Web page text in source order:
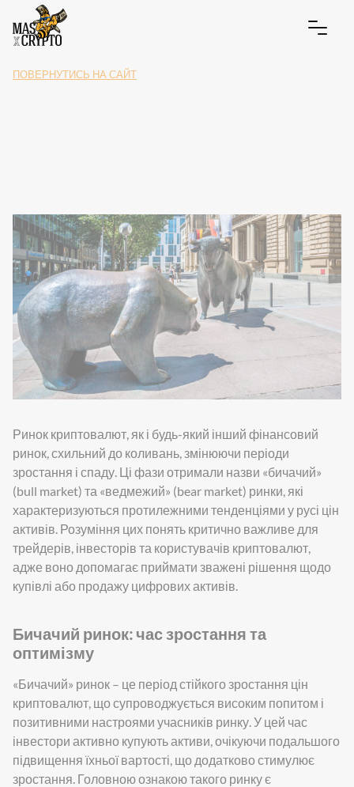
ПОВЕРНУТИСЬ НА САЙТ
Ринок криптовалют, як і будь-який інший фінансовий
ринок, схильний до коливань, змінюючи періоди
зростання і спаду. Ці фази отримали назви «бичачий»
(bull market) та «ведмежий» (bear market) ринки, які
характеризуються протилежними тенденціями у русі цін
активів. Розуміння цих понять критично важливе для
трейдерів, інвесторів та користувачів криптовалют,
адже воно допомагає приймати зважені рішення щодо
купівлі або продажу цифрових активів.
Бичачий ринок: час зростання та
оптимізму
«Бичачий» ринок – це період стійкого зростання цін
криптовалют, що супроводжується високим попитом і
позитивними настроями учасників ринку. У цей час
інвестори активно купують активи, очікуючи подальшого
підвищення їхньої вартості, що додатково стимулює
зростання. Головною ознакою такого ринку є